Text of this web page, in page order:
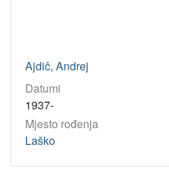
Ajdič, Andrej
Datumi
1937-
Mjesto rođenja
Laško